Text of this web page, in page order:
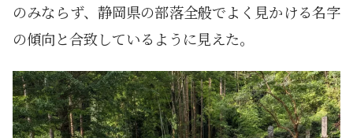
のみならず、静岡県の部落全般でよく見かける名字
の傾向と合致しているように見えた。